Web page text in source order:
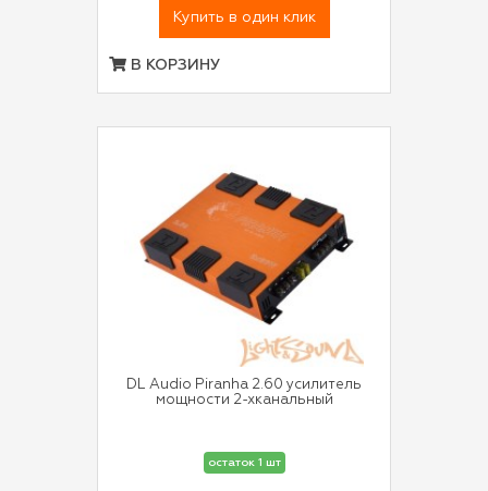
Купить в один клик
В КОРЗИНУ
DL Audio Piranha 2.60 усилитель
мощности 2-хканальный
остаток 1 шт